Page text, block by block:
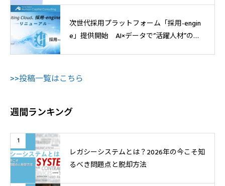
次世代採用プラットフォーム「採用-engin
e」提供開始 AI×データで“活躍人材”の獲
>>投稿一覧はこちら
週間ランキング
1
レガシーシステムとは？2026年の今こそ知
るべき問題点と脱却方法